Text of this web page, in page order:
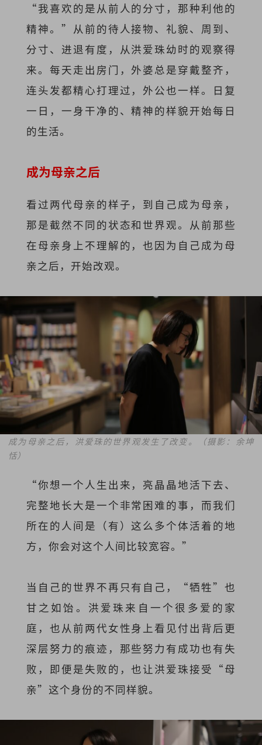
“我喜欢的是从前人的分寸，那种利他的
精神。”从前的待人接物、礼貌、周到、
分寸、进退有度，从洪爱珠幼时的观察得
来。每天走出房门，外婆总是穿戴整齐，
连头发都精心打理过，外公也一样。日复
一日，一身干净的、精神的样貌开始每日
的生活。
成为母亲之后
看过两代母亲的样子，到自己成为母亲，
那是截然不同的状态和世界观。从前那些
在母亲身上不理解的，也因为自己成为母
亲之后，开始改观。
成为母亲之后，洪爱珠的世界观发生了改变。（摄影：余坤
恬）
“你想一个人生出来，亮晶晶地活下去、
完整地长大是一个非常困难的事，而我们
所在的人间是（有）这么多个体活着的地
方，你会对这个人间比较宽容。”
当自己的世界不再只有自己，“牺牲”也
甘之如饴。洪爱珠来自一个很多爱的家
庭，也从前两代女性身上看见付出背后更
深层努力的痕迹，那些努力有成功也有失
败，即便是失败的，也让洪爱珠接受“母
亲”这个身份的不同样貌。